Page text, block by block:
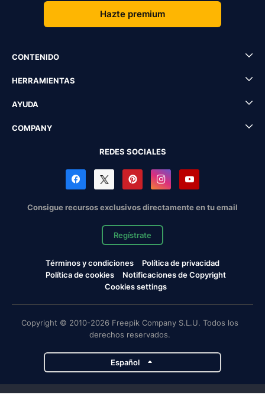
Hazte premium
CONTENIDO
HERRAMIENTAS
AYUDA
COMPANY
REDES SOCIALES
Consigue recursos exclusivos directamente en tu email
Regístrate
Términos y condiciones
Política de privacidad
Política de cookies
Notificaciones de Copyright
Cookies settings
Copyright © 2010-2026 Freepik Company S.L.U. Todos los
derechos reservados.
Español